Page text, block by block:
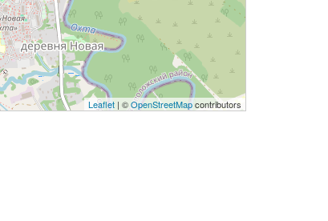
Leaflet | ©OpenStreetMapcontributors